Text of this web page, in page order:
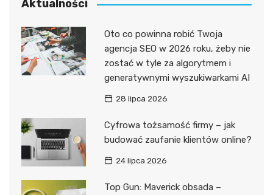
Aktualności
Oto co powinna robić Twoja
agencja SEO w 2026 roku, żeby nie
zostać w tyle za algorytmem i
generatywnymi wyszukiwarkami AI
28 lipca 2026
Cyfrowa tożsamość firmy – jak
budować zaufanie klientów online?
24 lipca 2026
Top Gun: Maverick obsada –